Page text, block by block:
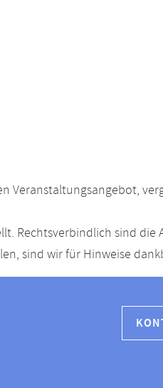
Veranstaltungsangebot,
Rechtsverbindlich sind die
sind wir für Hinweise